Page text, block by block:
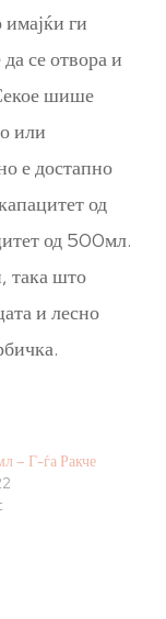
ги
се отвора и
шише
или
е достапно
од
од 500мл.
така што
и лесно
– Г-ѓа Ракче